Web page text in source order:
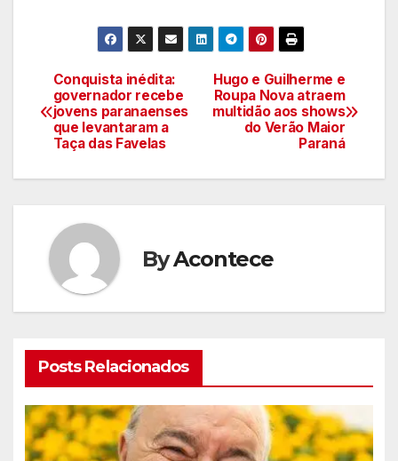
Navegação
de
artigos
Hugo e Guilherme e
Roupa Nova atraem
multidão aos shows
do Verão Maior
Paraná
Conquista inédita:
governador recebe
jovens paranaenses
que levantaram a
Taça das Favelas
ByAcontece
Posts Relacionados